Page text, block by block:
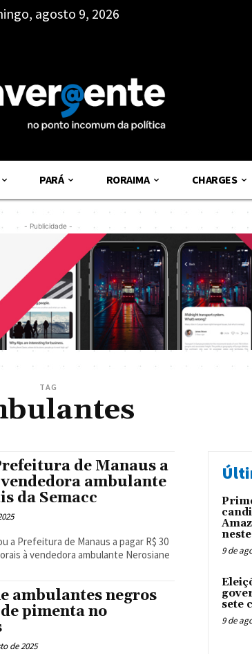
agosto 9, 2026
PARÁ RORAIMA CHARGES
- Publicidade -
TAG
de Manaus a
ambulante
da Semacc
a Prefeitura de Manaus a pagar R$ 30
à vendedora ambulante Nerosiane
ambulantes negros
pimenta no
de 2025
9 de
sete
9 de